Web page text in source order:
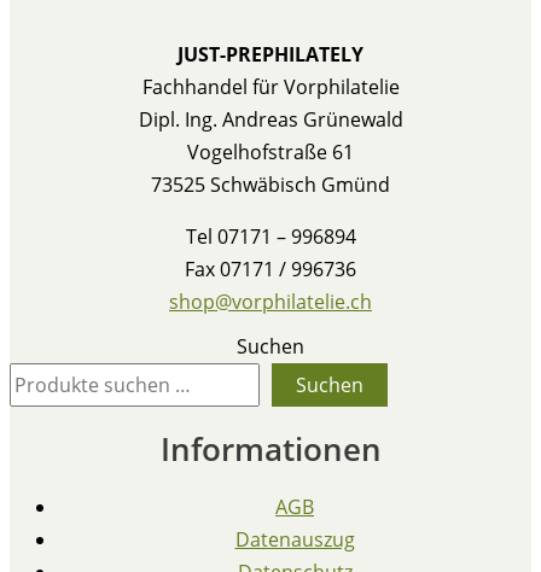
JUST-PREPHILATELY
Fachhandel für Vorphilatelie
Dipl. Ing. Andreas Grünewald
Vogelhofstraße 61
73525 Schwäbisch Gmünd
Tel 07171 – 996894
Fax 07171 / 996736
shop@vorphilatelie.ch
Suchen
Suchen
Informationen
AGB
Datenauszug